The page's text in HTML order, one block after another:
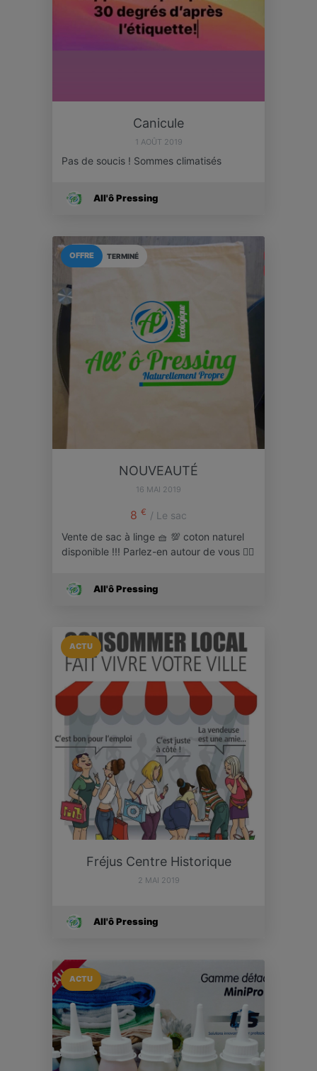
Canicule
1 AOÛT 2019
Pas de soucis ! Sommes climatisés
All'ô Pressing
TERMINÉ
OFFRE
NOUVEAUTÉ
16 MAI 2019
8 € / Le sac
Vente de sac à linge 🧺 💯 coton naturel
disponible !!! Parlez-en autour de vous 👍🏻
All'ô Pressing
ACTU
Fréjus Centre Historique
2 MAI 2019
All'ô Pressing
ACTU